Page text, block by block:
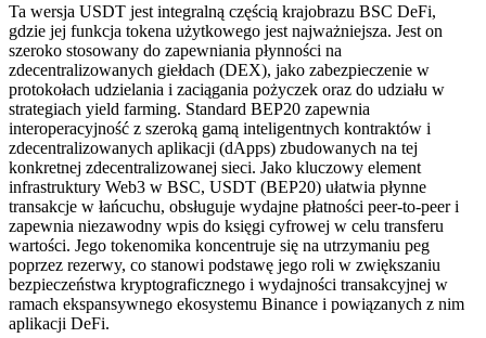
Ta wersja USDT jest integralną częścią krajobrazu BSC DeFi,
gdzie jej funkcja tokena użytkowego jest najważniejsza. Jest on
szeroko stosowany do zapewniania płynności na
zdecentralizowanych giełdach (DEX), jako zabezpieczenie w
protokołach udzielania i zaciągania pożyczek oraz do udziału w
strategiach yield farming. Standard BEP20 zapewnia
interoperacyjność z szeroką gamą inteligentnych kontraktów i
zdecentralizowanych aplikacji (dApps) zbudowanych na tej
konkretnej zdecentralizowanej sieci. Jako kluczowy element
infrastruktury Web3 w BSC, USDT (BEP20) ułatwia płynne
transakcje w łańcuchu, obsługuje wydajne płatności peer-to-peer i
zapewnia niezawodny wpis do księgi cyfrowej w celu transferu
wartości. Jego tokenomika koncentruje się na utrzymaniu peg
poprzez rezerwy, co stanowi podstawę jego roli w zwiększaniu
bezpieczeństwa kryptograficznego i wydajności transakcyjnej w
ramach ekspansywnego ekosystemu Binance i powiązanych z nim
aplikacji DeFi.